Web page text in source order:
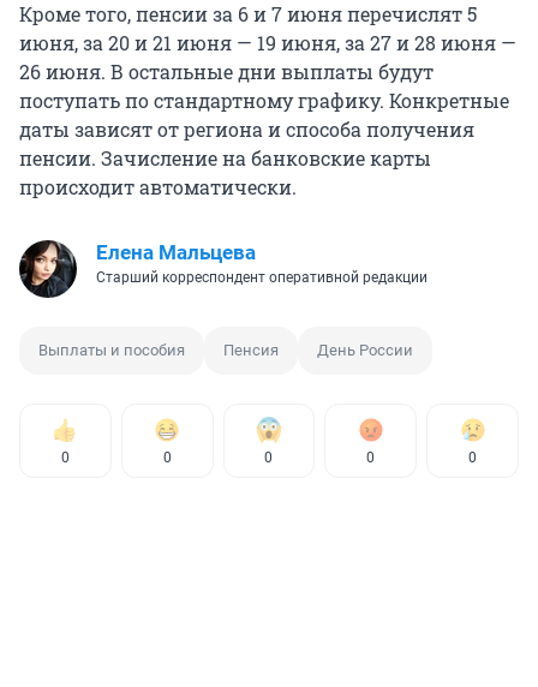
Кроме того, пенсии за 6 и 7 июня перечислят 5
июня, за 20 и 21 июня — 19 июня, за 27 и 28 июня —
26 июня. В остальные дни выплаты будут
поступать по стандартному графику. Конкретные
даты зависят от региона и способа получения
пенсии. Зачисление на банковские карты
происходит автоматически.
Елена Мальцева
Старший корреспондент оперативной редакции
Выплаты и пособия Пенсия День России
0 0 0 0 0